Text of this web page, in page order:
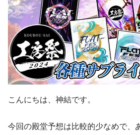
こんにちは、神結です。
今回の殿堂予想は比較的少なめで、